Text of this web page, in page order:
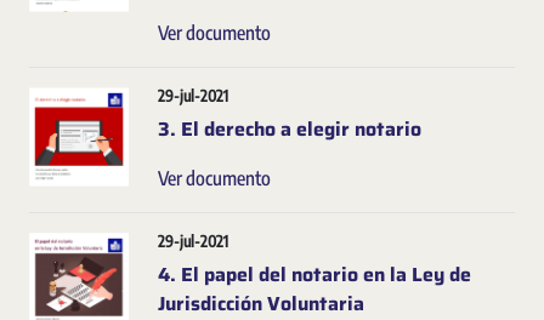
Ver documento
29-jul-2021
3. El derecho a elegir notario
Ver documento
29-jul-2021
4. El papel del notario en la Ley de
Jurisdicción Voluntaria